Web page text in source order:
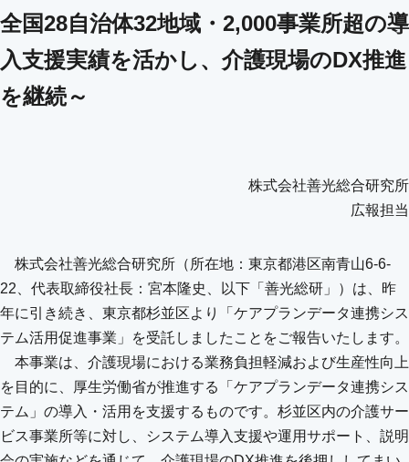
全国28自治体32地域・2,000事業所超の導
入支援実績を活かし、介護現場のDX推進
を継続～
株式会社善光総合研究所
広報担当
株式会社善光総合研究所（所在地：東京都港区南青山6-6-
22、代表取締役社長：宮本隆史、以下「善光総研」）は、昨
年に引き続き、東京都杉並区より「ケアプランデータ連携シス
テム活用促進事業」を受託しましたことをご報告いたします。
本事業は、介護現場における業務負担軽減および生産性向上
を目的に、厚生労働省が推進する「ケアプランデータ連携シス
テム」の導入・活用を支援するものです。杉並区内の介護サー
ビス事業所等に対し、システム導入支援や運用サポート、説明